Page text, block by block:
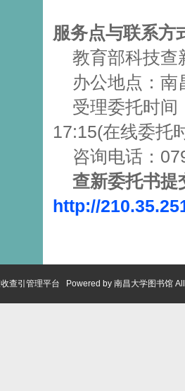
服务点与联系方
教育部科技查
办公地点：南
受理委托时间
17:15(在线委托
咨询电话：
查新委托书提
http://
查引管理平台 Powered by 南昌大学图书馆